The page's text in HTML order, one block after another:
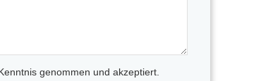
genommen und akzeptiert.